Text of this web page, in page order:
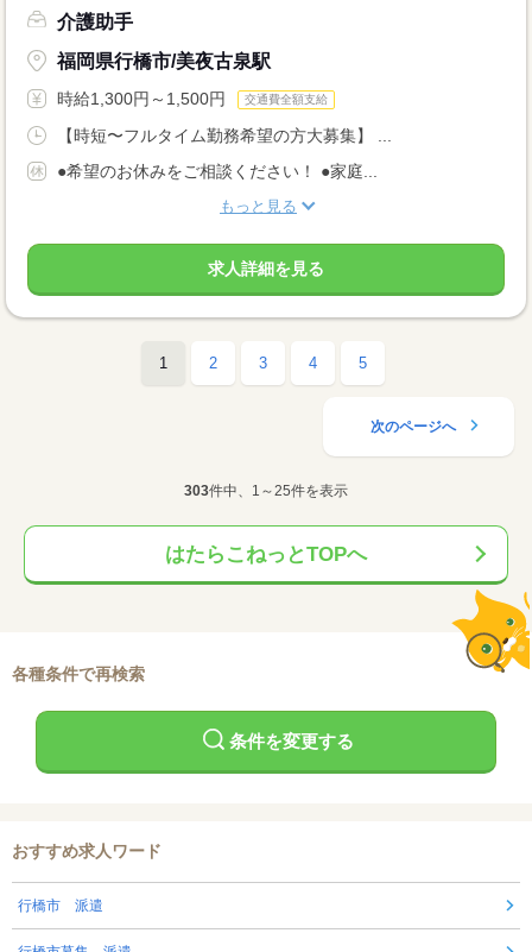
介護助手
福岡県行橋市/美夜古泉駅
時給1,300円～1,500円 交通費全額支給
【時短〜フルタイム勤務希望の方大募集】 ...
●希望のお休みをご相談ください！ ●家庭...
もっと見る
求人詳細を見る
1 2 3 4 5
次のページへ
303件中、1～25件を表示
はたらこねっとTOPへ
各種条件で再検索
条件を変更する
おすすめ求人ワード
行橋市 派遣